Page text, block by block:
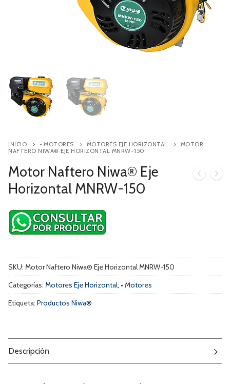
Contacto
INICIO • MOTORES MOTORES EJE HORIZONTAL
MOTOR
NAFTERO NIWA® EJE HORIZONTAL MNRW-150
Motor Naftero Niwa® Eje
Horizontal MNRW-150
SKU: Motor Naftero Niwa® Eje Horizontal MNRW-150
Categorías: Motores Eje Horizontal, • Motores
Etiqueta: Productos Niwa®
Descripción